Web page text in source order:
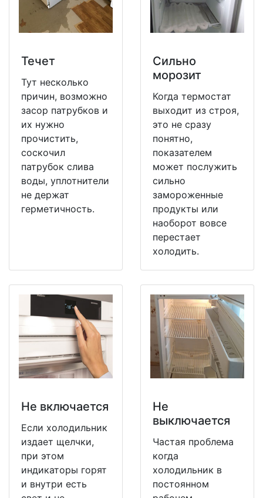
Течет
Тут несколько
причин, возможно
засор патрубков и
их нужно
прочистить,
соскочил
патрубок слива
воды, уплотнители
не держат
герметичность.
Сильно
морозит
Когда термостат
выходит из строя,
это не сразу
понятно,
показателем
может послужить
сильно
замороженные
продукты или
наоборот вовсе
перестает
холодить.
Не включается
Если холодильник
издает щелчки,
при этом
индикаторы горят
и внутри есть
Не
выключается
Частая проблема
когда
холодильник в
постоянном